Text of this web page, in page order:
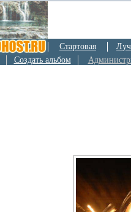
Стартовая
Создать альбом